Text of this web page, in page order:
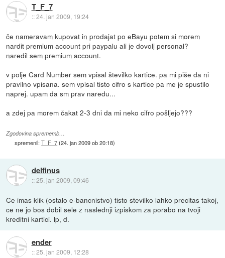
T_F_7
::24. jan 2009, 19:24
če nameravam kupovat in prodajat po eBayu potem si morem
nardit premium account pri paypalu ali je dovolj personal?
naredil sem premium account.
v polje Card Number sem vpisal številko kartice. pa mi piše da ni
pravilno vpisana. sem vpisal tisto cifro s kartice pa me je spustilo
naprej. upam da sm prav naredu...
a zdej pa morem čakat 2-3 dni da mi neko cifro pošljejo???
Zgodovina sprememb…
spremenil:T_F_7(24. jan 2009 ob 20:18)
delfinus
::25. jan 2009, 09:46
Ce imas klik (ostalo e-bancnistvo) tisto stevilko lahko precitas takoj,
ce ne jo bos dobil sele z naslednji izpiskom za porabo na tvoji
kreditni kartici. lp, d.
ender
::25. jan 2009, 12:28